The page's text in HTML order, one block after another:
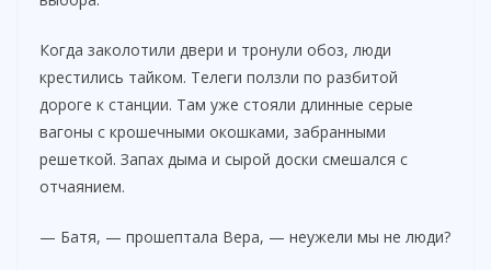
Когда заколотили двери и тронули обоз, люди
крестились тайком. Телеги ползли по разбитой
дороге к станции. Там уже стояли длинные серые
вагоны с крошечными окошками, забранными
решеткой. Запах дыма и сырой доски смешался с
отчаянием.
— Батя, — прошептала Вера, — неужели мы не люди?